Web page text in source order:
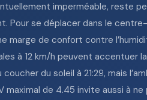
imperméable, reste
Pour se déplacer dans le
de confort contre
à 12 km/h peuvent accentuer
du soleil à 21:29, mais
de 4.45 invite aussi à